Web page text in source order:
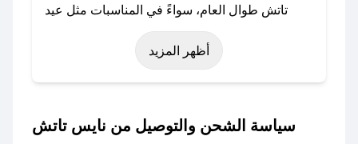
تاتش طوال العام، سواءً في المناسبات مثل عيد
الفطر، عيد الأضحى، الجمعة البيضاء (شهر نوفمبر)،
رمضان، اليوم الوطني، يوم التأسيس، أو حتى عروض
باستخدام تطبيق صحصح، يمكنك العثور بسهولة على
أظهر المزيد
سياسة الشحن والتوصيل من نايس تاتش